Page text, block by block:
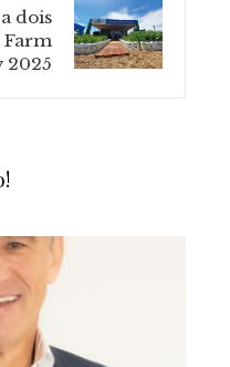
dois
Farm
2025